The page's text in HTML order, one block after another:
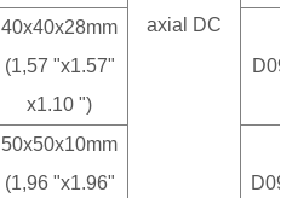
axial DC
40x40x28mm
(1,57 "x1.57"
x1.10 ")
50x50x10mm
(1,96 "x1.96"